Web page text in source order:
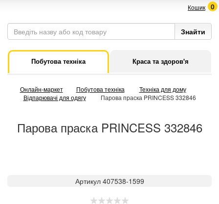
Кошик 0
Побутова техніка Краса та здоров'я
Онлайн-маркет Побутова техніка
Техніка для дому
Відпарювачі для одягу
Парова праска PRINCESS 332846
Парова праска PRINCESS 332846
Артикул 407538-1599